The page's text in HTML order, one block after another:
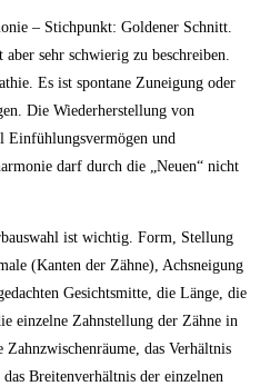
– Stichpunkt: Goldener Schnitt.
sehr schwierig zu beschreiben.
Es ist spontane Zuneigung oder
Die Wiederherstellung von
Einfühlungsvermögen und
darf durch die „Neuen“ nicht
ist wichtig. Form, Stellung
(Kanten der Zähne), Achsneigung
Gesichtsmitte, die Länge, die
einzelne Zahnstellung der Zähne in
das Verhältnis
Breitenverhältnis der einzelnen